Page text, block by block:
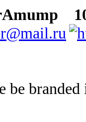
be branded